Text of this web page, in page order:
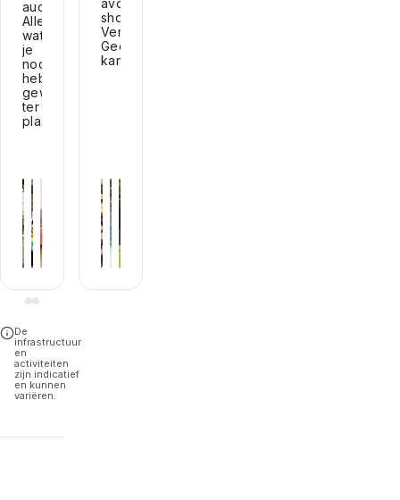
auditorium...
Alles
wat
je
nodig
hebt,
gewoon
ter
plaatse!
avonden,
shows...
Vervelen?
Geen
kans!
De
infrastructuur
en
activiteiten
zijn indicatief
en kunnen
variëren.